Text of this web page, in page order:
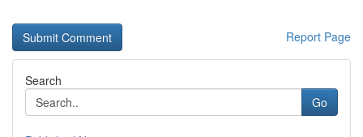
Report Page
Search
Go